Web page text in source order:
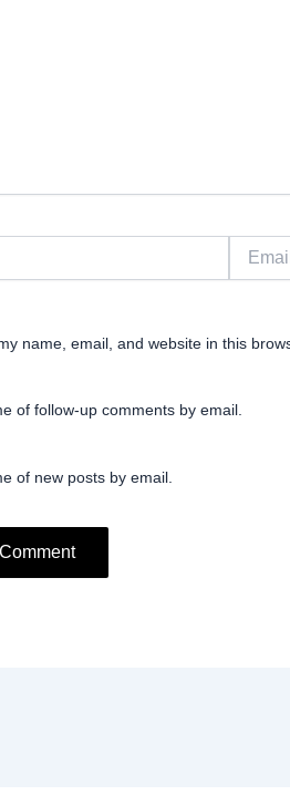
Email*
name, email, and website in this
of follow-up comments by email.
of new posts by email.